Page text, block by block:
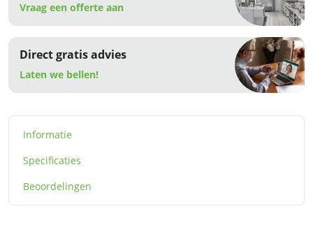
Vraag een offerte aan
Direct gratis advies
Laten we bellen!
Informatie
Specificaties
Beoordelingen